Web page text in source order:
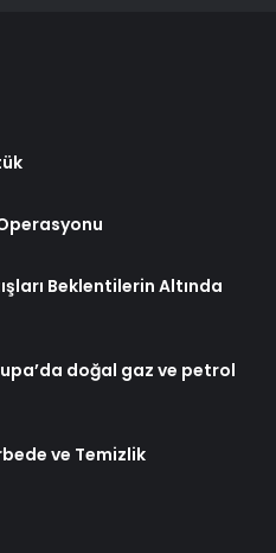
Beklentilerin Altında
doğal gaz ve petrol
ve Temizlik